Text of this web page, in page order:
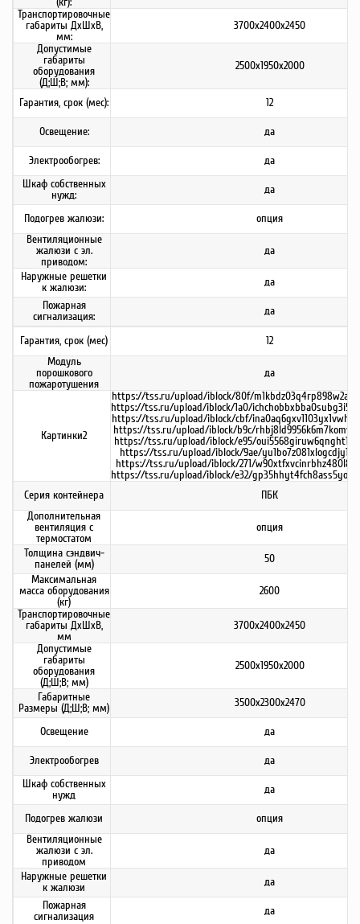
Транспортировочные
габариты ДхШхВ,
мм:
3700х2400х2450
Допустимые
габариты
оборудования
(Д;Ш;В; мм):
2500х1950х2000
Гарантия, срок (мес): 12
Освещение: да
Электрообогрев:
да
Шкаф собственных
нужд:
да
Подогрев жалюзи:
опция
Вентиляционные
жалюзи с эл.
приводом:
да
Наружные решетки
к жалюзи:
да
Пожарная
сигнализация:
да
Гарантия, срок (мес)
12
Модуль
порошкового
пожаротушения
да
Картинки2
https://tss.ru/upload/iblock/80f/
https://tss.ru/upload/iblock/1a0/
https://tss.ru/upload/iblock/cbf/
https://tss.ru/upload/iblock/b9c/
https://tss.ru/upload/iblock/e95/
https://tss.ru/upload/iblock/9ae/
https://tss.ru/upload/iblock/271/
https://tss.ru/upload/iblock/e32/
Серия контейнера
ПБК
Дополнительная
вентиляция с
термостатом
опция
Толщина сэндвич-
панелей (мм)
50
Максимальная
масса оборудования
(кг)
2600
Транспортировочные
габариты ДхШхВ,
мм
3700х2400х2450
Допустимые
габариты
оборудования
(Д;Ш;В; мм)
2500х1950х2000
Габаритные
Размеры (Д;Ш;В; мм)
3500х2300х2470
Освещение да
Электрообогрев
да
Шкаф собственных
нужд
да
Подогрев жалюзи
опция
Вентиляционные
жалюзи с эл.
приводом
да
Наружные решетки
к жалюзи
да
Пожарная
сигнализация
да